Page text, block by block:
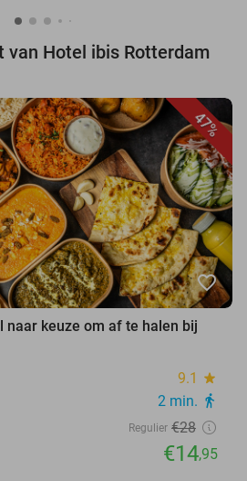
van Hotel ibis Rotterdam
47%
favorite_border
naar keuze om af te halen bij
9.1 star
2 min. directions_walk
Regulier €28
€14,95